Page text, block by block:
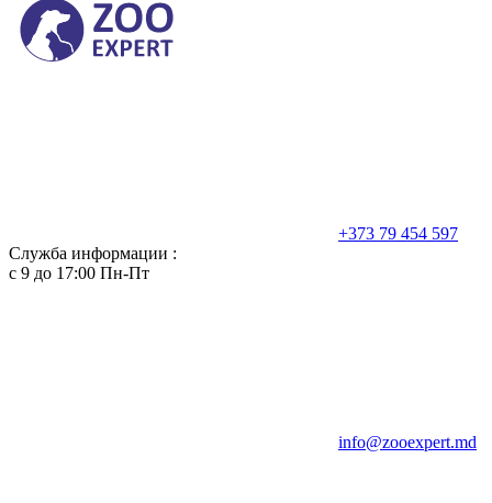
+373 79 454 597
Служба информации :
с 9 до 17:00 Пн-Пт
info@zooexpert.md